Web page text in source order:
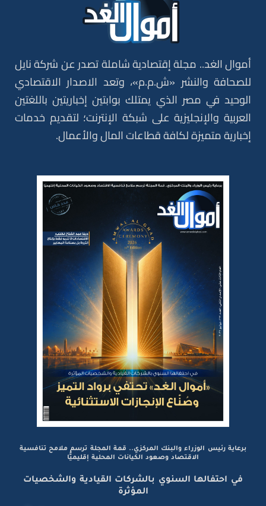
أموال الغد.. مجلة إقتصادية شاملة تصدر عن شركة نايل
للصحافة والنشر «ش.م.م»، وتعد الاصدار الاقتصادي
الوحيد في مصر الذي يمتلك بوابتين إخباريتين باللغتين
العربية والإنجليزية على شبكة الإنترنت؛ لتقديم خدمات
إخبارية متميزة لكافة قطاعات المال والأعمال.
برعاية رئيس الوزراء والبنك المركزي.. قمة المجلة ترسم ملامح تنافسية
الاقتصاد وصعود الكيانات المحلية إقليميًّا
في احتفالها السنوي بالشركات القيادية والشخصيات
المؤثرة